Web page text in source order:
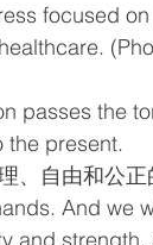
focused
passes the
the present.
、自由和公
And we